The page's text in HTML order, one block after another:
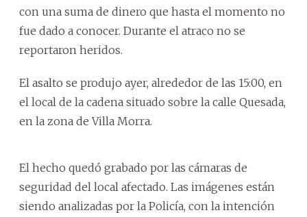
con una suma de dinero que hasta el momento no
fue dado a conocer. Durante el atraco no se
reportaron heridos.
El asalto se produjo ayer, alrededor de las 15:00, en
el local de la cadena situado sobre la calle Quesada,
en la zona de Villa Morra.
El hecho quedó grabado por las cámaras de
seguridad del local afectado. Las imágenes están
siendo analizadas por la Policía, con la intención